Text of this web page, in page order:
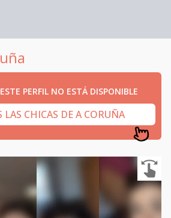
PERFIL NO ESTÁ DISPONIBLE
LAS CHICAS DE A CORUÑA